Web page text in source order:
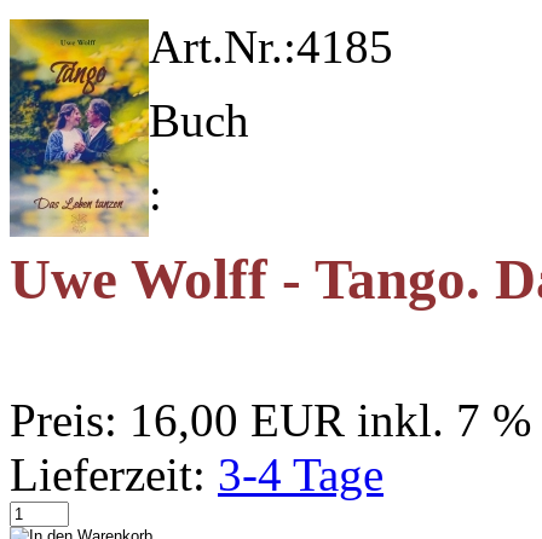
Art.Nr.:4185
Buch
:
Uwe Wolff - Tango.
Preis: 16,00 EUR inkl. 7
Lieferzeit: 3-4 Tage